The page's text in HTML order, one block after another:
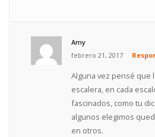
Amy
febrero 21, 2017
Alguna vez pensé que
escalera, en cada
fascinados, como tu
algunos elegimos
en otros.